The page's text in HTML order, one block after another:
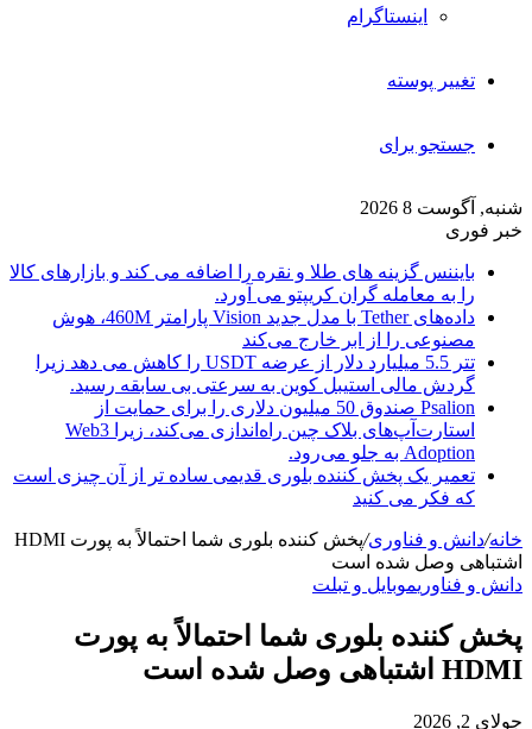
اینستاگرام
تغییر پوسته
جستجو برای
شنبه, آگوست 8 2026
خبر فوری
بایننس گزینه های طلا و نقره را اضافه می کند و بازارهای کالا
را به معامله گران کریپتو می آورد.
داده‌های Tether با مدل جدید Vision پارامتر 460M، هوش
مصنوعی را از ابر خارج می‌کند
تتر 5.5 میلیارد دلار از عرضه USDT را کاهش می دهد زیرا
گردش مالی استیبل کوین به سرعتی بی سابقه رسید.
Psalion صندوق 50 میلیون دلاری را برای حمایت از
استارت‌آپ‌های بلاک چین راه‌اندازی می‌کند، زیرا Web3
Adoption به جلو می‌رود.
تعمیر یک پخش کننده بلوری قدیمی ساده تر از آن چیزی است
که فکر می کنید
خانه/دانش و فناوری/
پخش کننده بلوری شما احتمالاً به پورت HDMI
اشتباهی وصل شده است
دانش و فناوریموبایل و تبلت
پخش کننده بلوری شما احتمالاً به پورت
HDMI اشتباهی وصل شده است
جولای 2, 2026